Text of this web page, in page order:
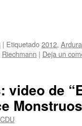
| Etiquetado2012, Ardura
Riechmann | Deja un
video de
CDU